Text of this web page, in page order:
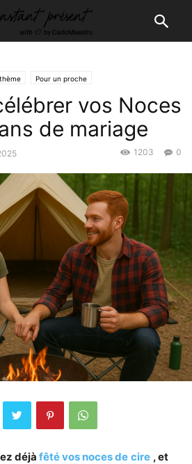
Pour un proche
vos Noces
de mariage
0
1203
déjà fêté vos noces de cire , et